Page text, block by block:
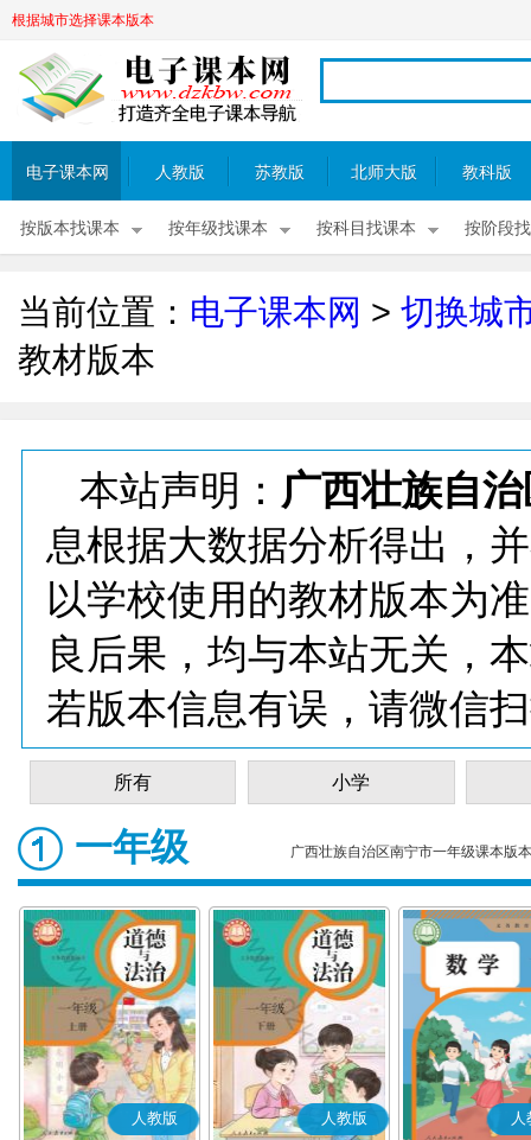
根据城市选择课本版本
电子课本网 人教版 苏教版 北师大版 教科版
按版本找课本 按年级找课本 按科目找课本 按阶段
当前位置： 电子课本网 > 切换城
教材版本
本站声明： 广西壮族自
息根据大数据分析得出，
以学校使用的教材版本为
良后果，均与本站无关，
若版本信息有误，请微信
所有 小学
一年级 广西壮族自治区南宁市一年级课本版本
人教版 人教版 人